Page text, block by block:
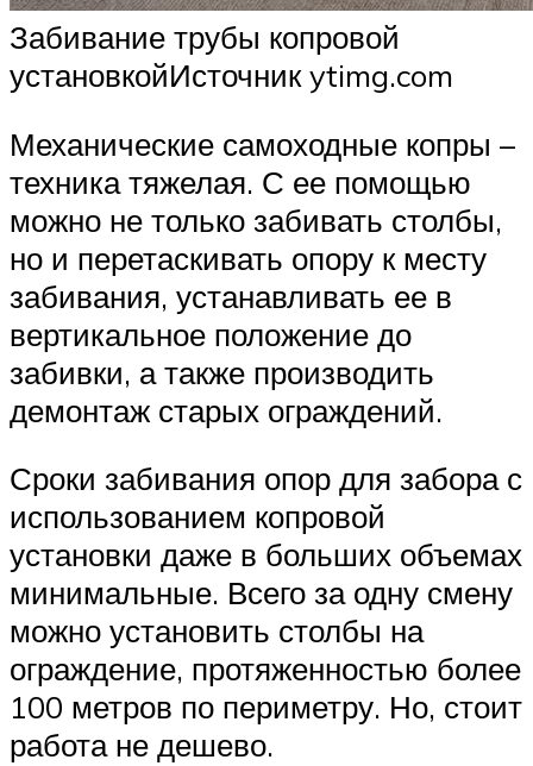
Забивание трубы копровой
установкойИсточник ytimg.com
Механические самоходные копры –
техника тяжелая. С ее помощью
можно не только забивать столбы,
но и перетаскивать опору к месту
забивания, устанавливать ее в
вертикальное положение до
забивки, а также производить
демонтаж старых ограждений.
Сроки забивания опор для забора с
использованием копровой
установки даже в больших объемах
минимальные. Всего за одну смену
можно установить столбы на
ограждение, протяженностью более
100 метров по периметру. Но, стоит
работа не дешево.